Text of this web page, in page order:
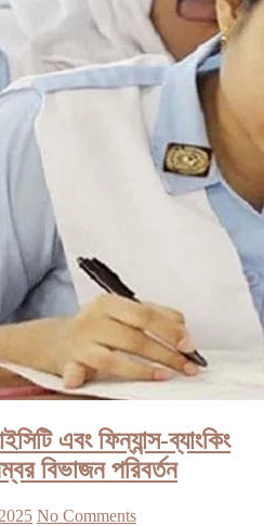
এবং ফিন্যান্স-ব্যাংকিং
বিভাজন পরিবর্তন
No Comments